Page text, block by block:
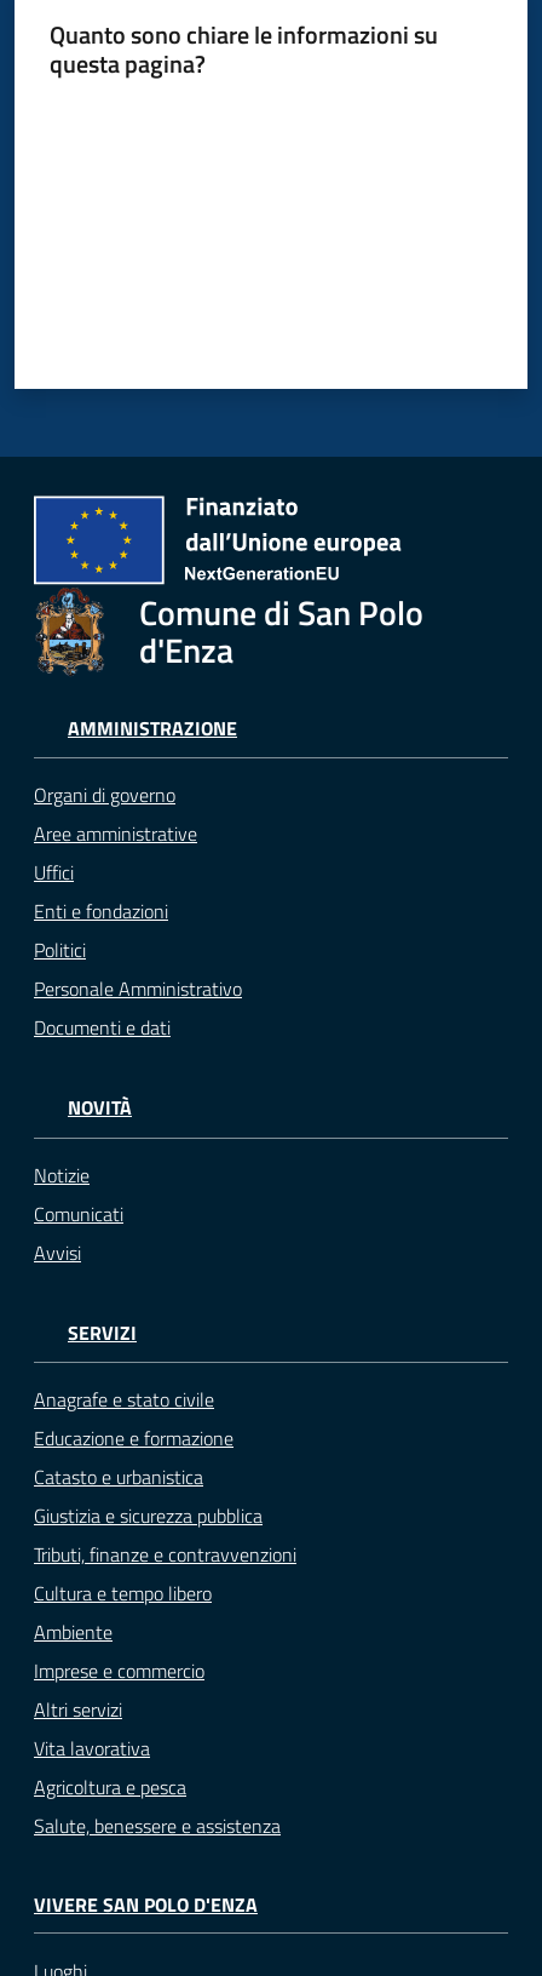
Quanto sono chiare le informazioni su
questa pagina?
Comune di San Polo
d'Enza
AMMINISTRAZIONE
Organi di governo
Aree amministrative
Uffici
Enti e fondazioni
Politici
Personale Amministrativo
Documenti e dati
NOVITÀ
Notizie
Comunicati
Avvisi
SERVIZI
Anagrafe e stato civile
Educazione e formazione
Catasto e urbanistica
Giustizia e sicurezza pubblica
Tributi, finanze e contravvenzioni
Cultura e tempo libero
Ambiente
Imprese e commercio
Altri servizi
Vita lavorativa
Agricoltura e pesca
Salute, benessere e assistenza
VIVERE SAN POLO D'ENZA